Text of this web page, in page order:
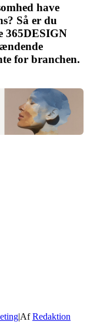
have
Så er du
365DESIGN
for branchen.
|AfRedaktion